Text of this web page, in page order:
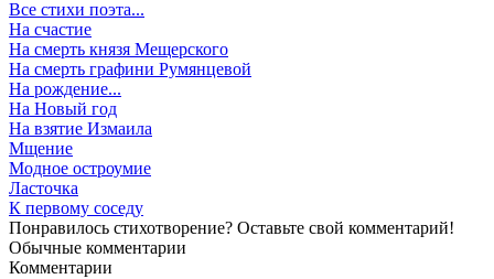
Все стихи поэта...
На счастие
На смерть князя Мещерского
На смерть графини Румянцевой
На рождение...
На Новый год
На взятие Измаила
Мщение
Модное остроумие
Ласточка
К первому соседу
Понравилось стихотворение? Оставьте свой комментарий!
Обычные комментарии
Комментарии